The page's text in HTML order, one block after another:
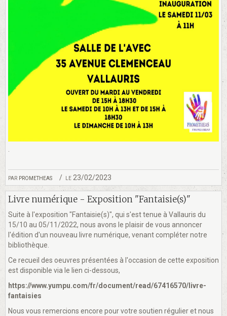
par prometheas le 23/02/2023
Livre numérique - Exposition "Fantaisie(s)"
Suite à l'exposition "Fantaisie(s)", qui s'est tenue à Vallauris du
15/10 au 05/11/2022, nous avons le plaisir de vous annoncer
l'édition d'un nouveau livre numérique, venant compléter notre
bibliothèque.
Ce recueil des oeuvres présentées à l'occasion de cette exposition
est disponible via le lien ci-dessous,
https://www.yumpu.com/fr/document/read/67416570/livre-
fantaisies
Nous vous remercions encore pour votre soutien régulier et nous